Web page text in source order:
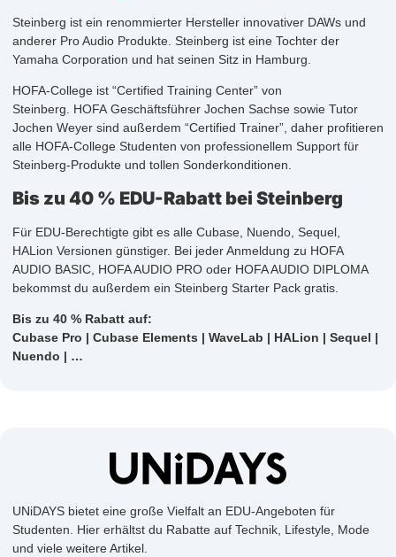
Steinberg ist ein renommierter Hersteller innovativer DAWs und
anderer Pro Audio Produkte. Steinberg ist eine Tochter der
Yamaha Corporation und hat seinen Sitz in Hamburg.
HOFA-College ist “Certified Training Center” von
Steinberg. HOFA Geschäftsführer Jochen Sachse sowie Tutor
Jochen Weyer sind außerdem “Certified Trainer”, daher profitieren
alle HOFA-College Studenten von professionellem Support für
Steinberg-Produkte und tollen Sonderkonditionen.
Bis zu 40 % EDU-Rabatt bei Steinberg
Für EDU-Berechtigte gibt es alle Cubase, Nuendo, Sequel,
HALion Versionen günstiger. Bei jeder Anmeldung zu HOFA
AUDIO BASIC, HOFA AUDIO PRO oder HOFA AUDIO DIPLOMA
bekommst du außerdem ein Steinberg Starter Pack gratis.
Bis zu 40 % Rabatt auf:
Cubase Pro | Cubase Elements | WaveLab | HALion | Sequel |
Nuendo | …
UNiDAYS bietet eine große Vielfalt an EDU-Angeboten für
Studenten. Hier erhältst du Rabatte auf Technik, Lifestyle, Mode
und viele weitere Artikel.